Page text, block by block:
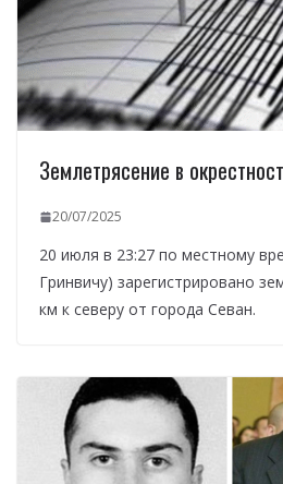
Землетрясение в
20/07/2025
20 июля в 23:27 по местному
Гринвичу) зарегистрировано
км к северу от города Севан.